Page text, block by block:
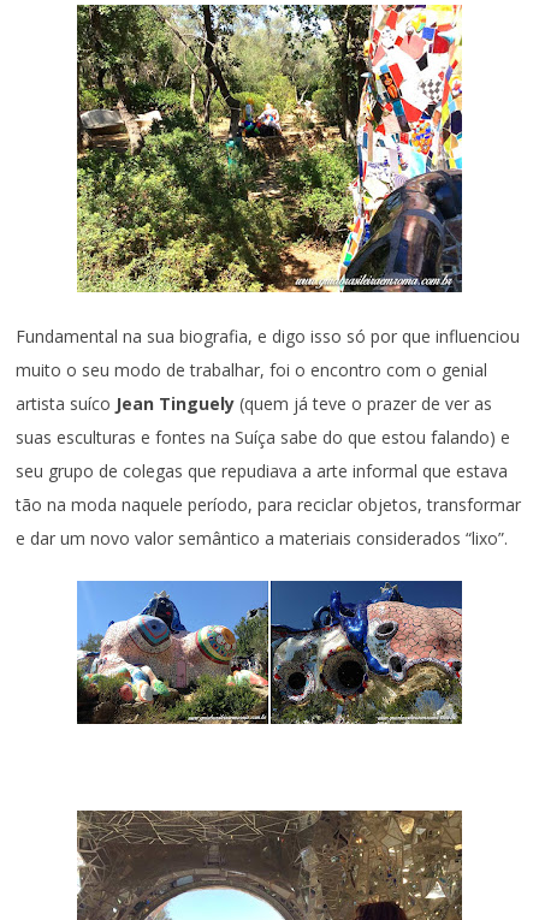
Fundamental na sua biografia, e digo isso só por que influenciou
muito o seu modo de trabalhar, foi o encontro com o genial
artista suíco Jean Tinguely (quem já teve o prazer de ver as
suas esculturas e fontes na Suíça sabe do que estou falando) e
seu grupo de colegas que repudiava a arte informal que estava
tão na moda naquele período, para reciclar objetos, transformar
e dar um novo valor semântico a materiais considerados “lixo”.